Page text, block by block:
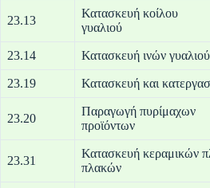
23.13
Κατασκευή κοίλου
23.14 Κατασκευή ινών γυαλιού
23.19 Κατασκευή και
23.20
Παραγωγή πυρίμαχων
23.31
Κατασκευή κεραμικών